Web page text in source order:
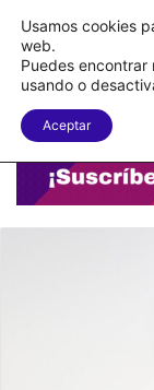
Menu
Usamos cookies
web.
Puedes encontrar
usando o
Aceptar